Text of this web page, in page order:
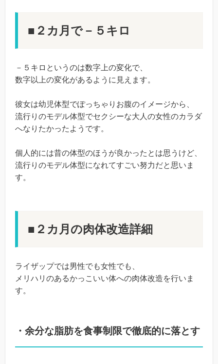
■２カ月で－５キロ
－５キロというのは数字上の変化で、
数字以上の変化があるように見えます。
彼女は幼児体型でぽっちゃりお腹のイメージから、
流行りのモデル体型でセクシーな大人の女性のカラダ
へなりたかったようです。
個人的には昔の体型のほうが良かったとは思うけど、
流行りのモデル体型になれてすごい努力だと思いま
す。
■２カ月の肉体改造詳細
ライザップでは男性でも女性でも、
メリハリのあるかっこいい体への肉体改造を行いま
す。
・余分な脂肪を食事制限で徹底的に落とす